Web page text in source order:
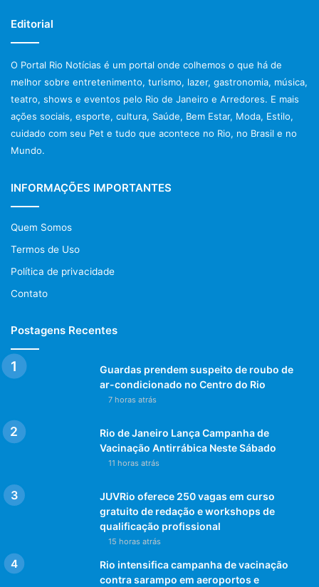
batata doce e beterraba, risoto de beterraba, acabar
“É muito importante que os pais tomem consciência da
relevância e influência que a alimentação pode ter para o
desenvolvimento dos seus filhos. Os lanches prontos, as
comidas industrializadas e ultraprocessadas, apesar de
serem práticas e muitas vezes vista como ‘saborosas’
irredutível e se continua resistente a uma alimentação
auxílio de um profissional, de preferência, com
especialidade na área materno-infantil para reverter este
cenário”, finaliza Eryka Alves.
Post Views:
frutas e verduras
Editorial
O Portal Rio Notícias é um portal onde colhemos o que há de
melhor sobre entretenimento, turismo, lazer, gastronomia, música,
teatro, shows e eventos pelo Rio de Janeiro e Arredores. E mais
ações sociais, esporte, cultura, Saúde, Bem Estar, Moda, Estilo,
cuidado com seu Pet e tudo que acontece no Rio, no Brasil e no
Mundo.
INFORMAÇÕES IMPORTANTES
Quem Somos
Termos de Uso
Política de privacidade
Contato
Postagens Recentes
Guardas prendem suspeito de roubo de
ar-condicionado no Centro do Rio
7 horas atrás
Rio de Janeiro Lança Campanha de
Vacinação Antirrábica Neste Sábado
11 horas atrás
JUVRio oferece 250 vagas em curso
gratuito de redação e workshops de
qualificação profissional
15 horas atrás
Rio intensifica campanha de vacinação
contra sarampo em aeroportos e